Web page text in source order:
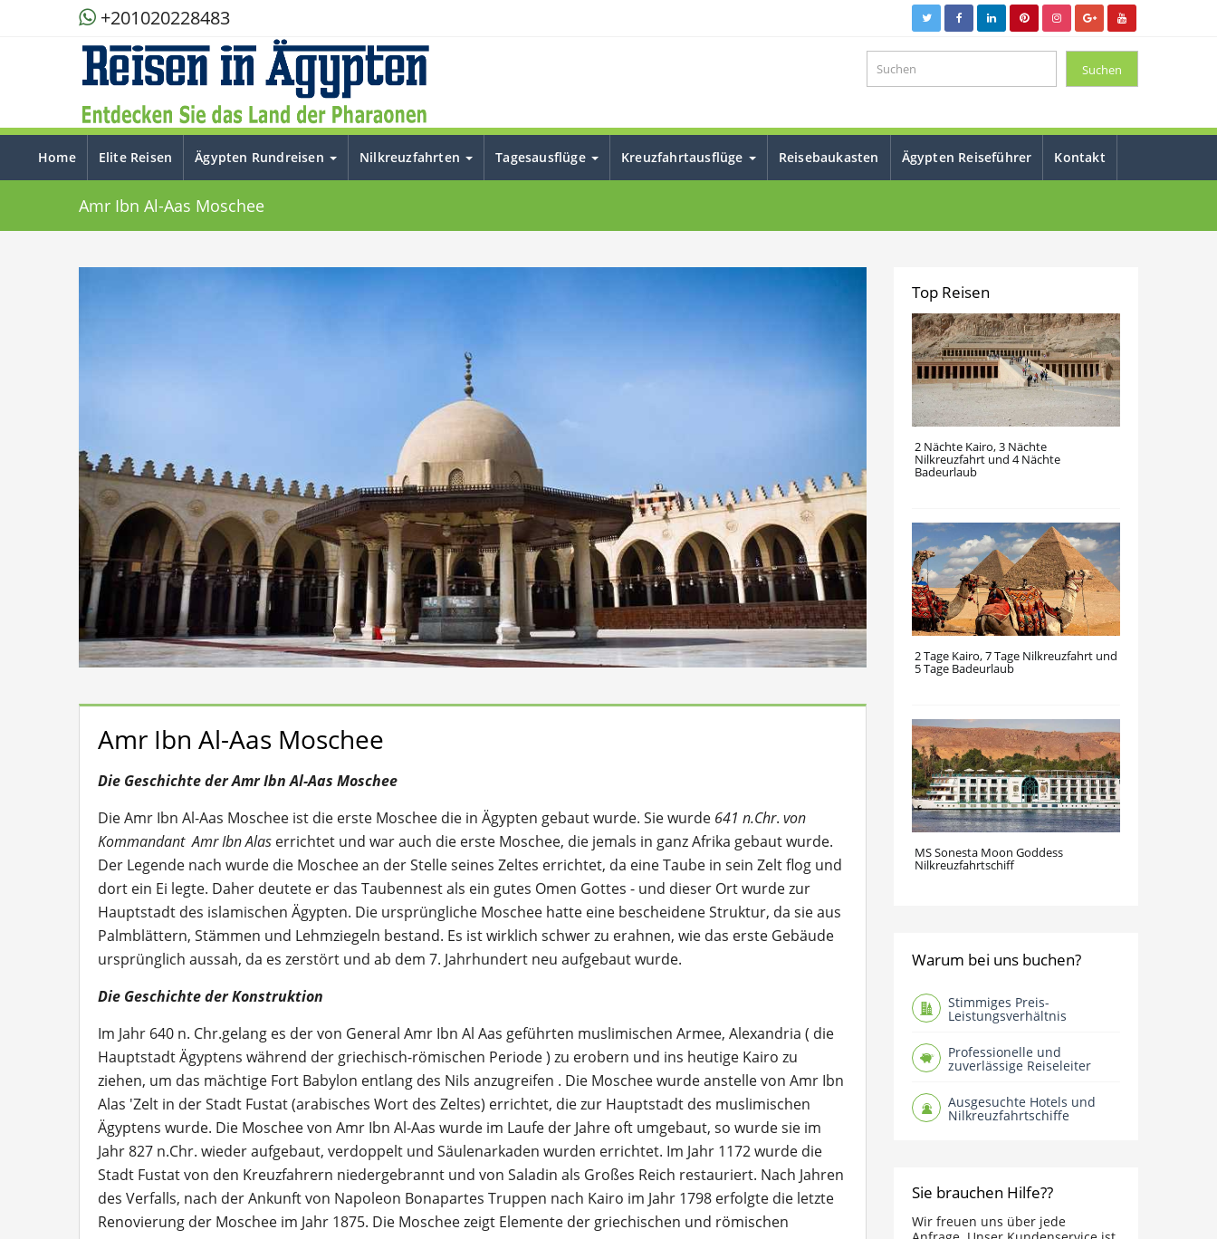
+201020228483
Home Elite Reisen Ägypten Rundreisen Nilkreuzfahrten Tagesausflüge Kreuzfahrtausflüge Reisebaukasten Ägypten Reiseführer Kontakt
Amr Ibn Al-Aas Moschee
Amr Ibn Al-Aas Moschee
Die Geschichte der Amr Ibn Al-Aas Moschee
Die Amr Ibn Al-Aas Moschee ist die erste Moschee die in Ägypten gebaut wurde. Sie wurde 641 n.Chr. von
Kommandant Amr Ibn Alas errichtet und war auch die erste Moschee, die jemals in ganz Afrika gebaut wurde.
Der Legende nach wurde die Moschee an der Stelle seines Zeltes errichtet, da eine Taube in sein Zelt flog und
dort ein Ei legte. Daher deutete er das Taubennest als ein gutes Omen Gottes - und dieser Ort wurde zur
Hauptstadt des islamischen Ägypten. Die ursprüngliche Moschee hatte eine bescheidene Struktur, da sie aus
Palmblättern, Stämmen und Lehmziegeln bestand. Es ist wirklich schwer zu erahnen, wie das erste Gebäude
ursprünglich aussah, da es zerstört und ab dem 7. Jahrhundert neu aufgebaut wurde.
Die Geschichte der Konstruktion
Im Jahr 640 n. Chr.gelang es der von General Amr Ibn Al Aas geführten muslimischen Armee, Alexandria ( die
Hauptstadt Ägyptens während der griechisch-römischen Periode ) zu erobern und ins heutige Kairo zu
ziehen, um das mächtige Fort Babylon entlang des Nils anzugreifen . Die Moschee wurde anstelle von Amr Ibn
Alas 'Zelt in der Stadt Fustat (arabisches Wort des Zeltes) errichtet, die zur Hauptstadt des muslimischen
Ägyptens wurde. Die Moschee von Amr Ibn Al-Aas wurde im Laufe der Jahre oft umgebaut, so wurde sie im
Jahr 827 n.Chr. wieder aufgebaut, verdoppelt und Säulenarkaden wurden errichtet. Im Jahr 1172 wurde die
Stadt Fustat von den Kreuzfahrern niedergebrannt und von Saladin als Großes Reich restauriert. Nach Jahren
des Verfalls, nach der Ankunft von Napoleon Bonapartes Truppen nach Kairo im Jahr 1798 erfolgte die letzte
Renovierung der Moschee im Jahr 1875. Die Moschee zeigt Elemente der griechischen und römischen
Top Reisen
2 Nächte Kairo, 3 Nächte
Nilkreuzfahrt und 4 Nächte
Badeurlaub
2 Tage Kairo, 7 Tage Nilkreuzfahrt und
5 Tage Badeurlaub
MS Sonesta Moon Goddess
Nilkreuzfahrtschiff
Warum bei uns buchen?
Stimmiges Preis-
Leistungsverhältnis
Professionelle und
zuverlässige Reiseleiter
Ausgesuchte Hotels und
Nilkreuzfahrtschiffe
Sie brauchen Hilfe??
Wir freuen uns über jede